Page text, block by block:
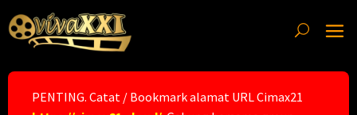
to
content
PENTING. Catat / Bookmark alamat URL Cimax21